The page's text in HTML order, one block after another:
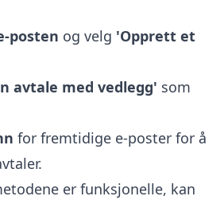
posten og velg 'Opprett et
avtale med vedlegg' som
for fremtidige e-poster for å
er funksjonelle, kan